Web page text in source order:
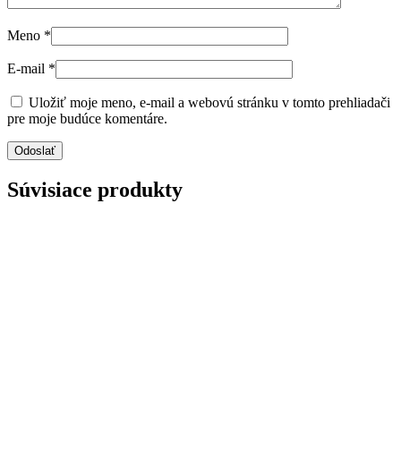
Meno *
E-mail *
Uložiť moje meno, e-mail a webovú stránku v tomto prehliadači
pre moje budúce komentáre.
Súvisiace produkty